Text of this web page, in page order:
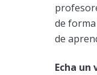
de forma
de
Echa